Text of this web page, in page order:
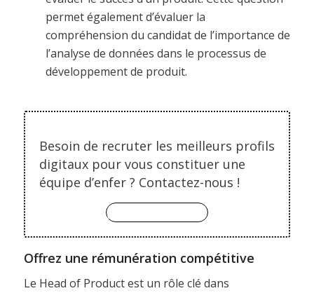
permet également d’évaluer la
compréhension du candidat de l’importance de
l’analyse de données dans le processus de
développement de produit.
Besoin de recruter les meilleurs profils
digitaux pour vous constituer une
équipe d’enfer ? Contactez-nous !
je vous contacte
Offrez une rémunération compétitive
Le Head of Product est un rôle clé dans